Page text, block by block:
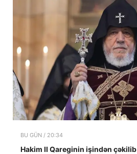
BU GÜN / 20:34
Hakim II Qareginin işindən çəkilib